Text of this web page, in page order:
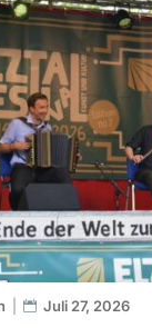
Juli 27, 2026